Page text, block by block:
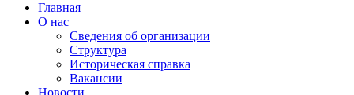
Главная
О нас
Сведения об организации
Структура
Историческая справка
Вакансии
Новости